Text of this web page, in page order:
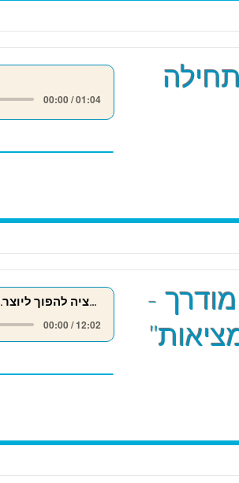
00:00 / 01:04
מדיטציה להפוך ליוצר.ת מציאות
00:00 / 12:02
-